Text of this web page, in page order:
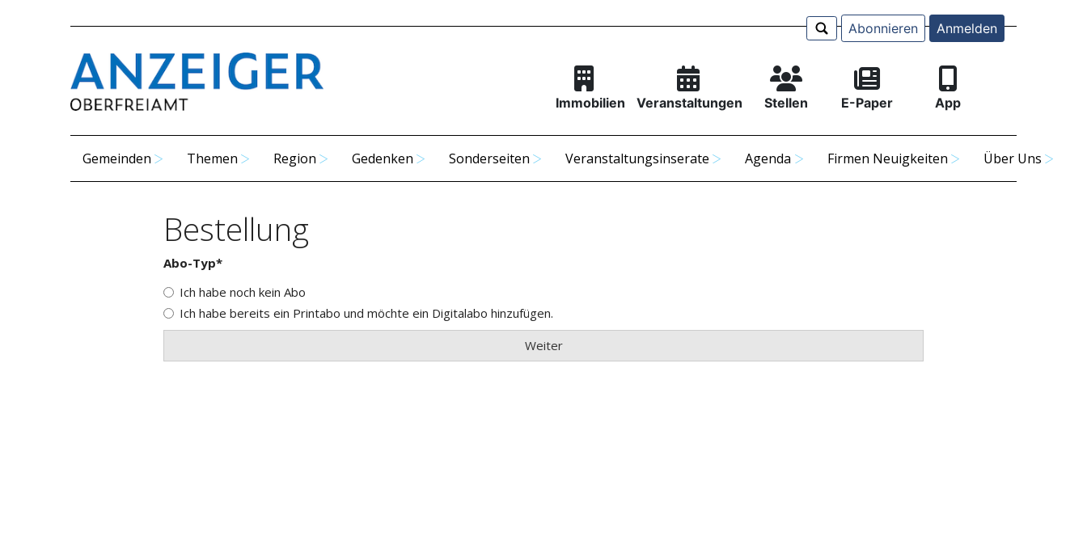
Abonnieren Anmelden
Immobilien Veranstaltungen Stellen E-Paper App
Gemeinden Themen Region Gedenken Sonderseiten Veranstaltungsinserate Agenda Firmen Neuigkeiten Über Uns